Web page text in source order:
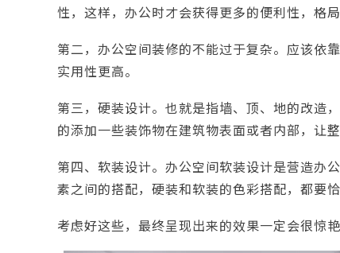
性，这样，办公时才会获得更多的便利性，格局
第二，办公空间装修的不能过于复杂。应该依
实用性更高。
第三，硬装设计。也就是指墙、顶、地的改造
的添加一些装饰物在建筑物表面或者内部，让
第四、软装设计。办公空间软装设计是营造办
素之间的搭配，硬装和软装的色彩搭配，都要恰
考虑好这些，最终呈现出来的效果一定会很惊艳